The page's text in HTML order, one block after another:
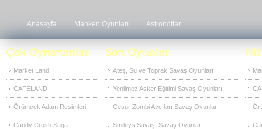
Anasayfa Manken Oyunları Astronotlar
Market Land
CAFELAND
Örümcek Adam Resimleri
Candy Crush Saga
Ateş, Su ve Toprak Savaş Oyunları
Yenilmez Asker Eğitimi Savaş Oyunları
Cesur Zombi Avcıları Savaş Oyunları
Smileys Savaşı Savaş Oyunları